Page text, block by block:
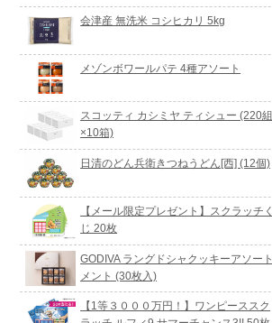
会津産 無洗米 コシヒカリ 5kg
メゾンボワールパテ 4種アソート
スコッティ カシミヤ ティシュー (220組
×10箱)
日清のどん兵衛きつねうどん[西] (12個)
【メール限定プレゼント】スクラッチく
じ 20枚
GODIVA ラングドシャクッキーアソート
メント (30枚入)
【1等３０００万円！】ワンピーススク